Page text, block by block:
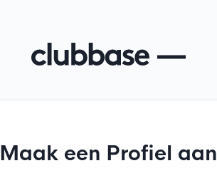
Maak een Profiel aan